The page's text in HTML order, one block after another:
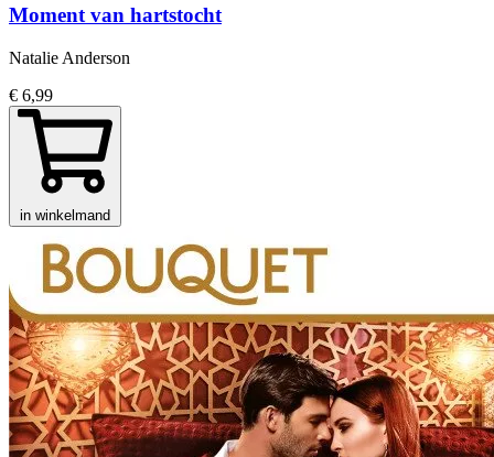
Moment van hartstocht
Natalie Anderson
€ 6,99
in winkelmand